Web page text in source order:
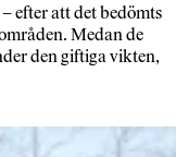
efter att det bedömts
Medan de
den giftiga vikten,